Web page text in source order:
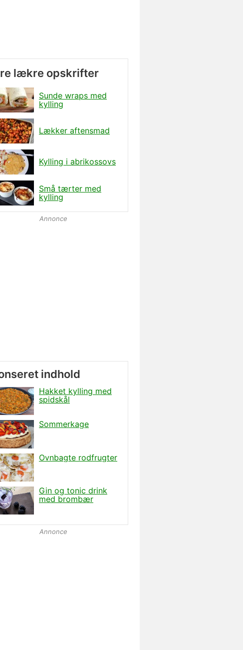
lækre opskrifter
Sunde wraps med
kylling
Lækker aftensmad
Kylling i abrikossovs
Små tærter med
kylling
Annonce
Annonce